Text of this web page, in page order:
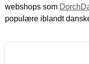
webshops som
populære iblandt